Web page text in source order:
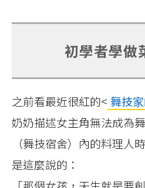
初學者學做
之前看最近很紅的< 舞技
奶奶描述女主角無法成為
（舞技宿舍）內的料理人時
是這麼說的：